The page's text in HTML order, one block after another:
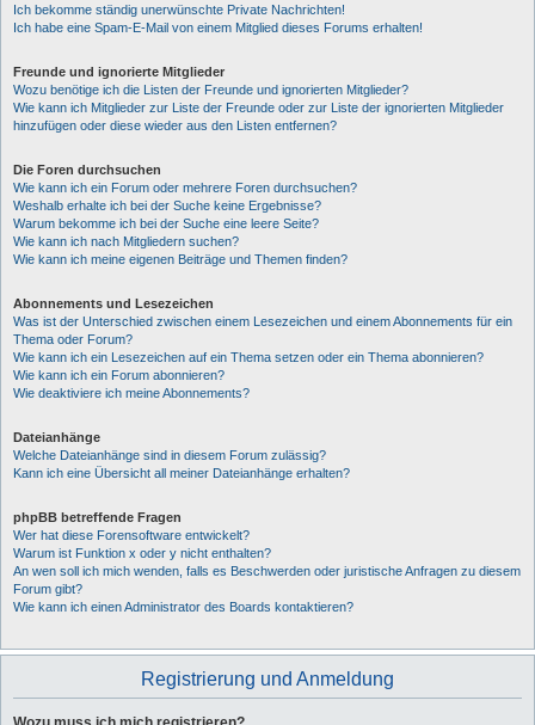
Ich bekomme ständig unerwünschte Private Nachrichten!
Ich habe eine Spam-E-Mail von einem Mitglied dieses Forums erhalten!
Freunde und ignorierte Mitglieder
Wozu benötige ich die Listen der Freunde und ignorierten Mitglieder?
Wie kann ich Mitglieder zur Liste der Freunde oder zur Liste der ignorierten Mitglieder
hinzufügen oder diese wieder aus den Listen entfernen?
Die Foren durchsuchen
Wie kann ich ein Forum oder mehrere Foren durchsuchen?
Weshalb erhalte ich bei der Suche keine Ergebnisse?
Warum bekomme ich bei der Suche eine leere Seite?
Wie kann ich nach Mitgliedern suchen?
Wie kann ich meine eigenen Beiträge und Themen finden?
Abonnements und Lesezeichen
Was ist der Unterschied zwischen einem Lesezeichen und einem Abonnements für ein
Thema oder Forum?
Wie kann ich ein Lesezeichen auf ein Thema setzen oder ein Thema abonnieren?
Wie kann ich ein Forum abonnieren?
Wie deaktiviere ich meine Abonnements?
Dateianhänge
Welche Dateianhänge sind in diesem Forum zulässig?
Kann ich eine Übersicht all meiner Dateianhänge erhalten?
phpBB betreffende Fragen
Wer hat diese Forensoftware entwickelt?
Warum ist Funktion x oder y nicht enthalten?
An wen soll ich mich wenden, falls es Beschwerden oder juristische Anfragen zu diesem
Forum gibt?
Wie kann ich einen Administrator des Boards kontaktieren?
Registrierung und Anmeldung